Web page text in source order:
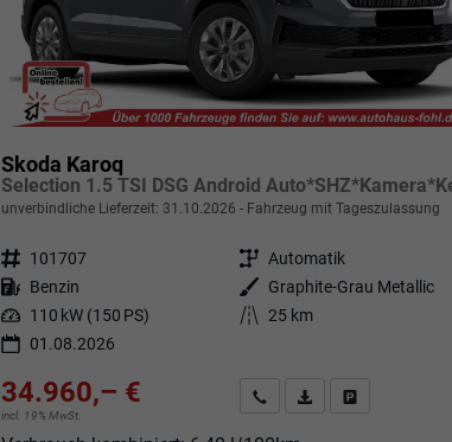
Skoda Karoq
unverbindliche Lieferzeit: 31.10.2026 Fahrzeug mit Tageszulassung
Fahrzeugnr. 101707 Getriebe Automatik
Kraftstoff Benzin Außenfarbe
Graphite-Grau Metallic
Leistung 110 kW (150 PS) Kilometerstand 25 km
01.08.2026
34.960,– €
incl. 19% MwSt.
Angebot anfordern
Fahrzeugexpose (PDF)